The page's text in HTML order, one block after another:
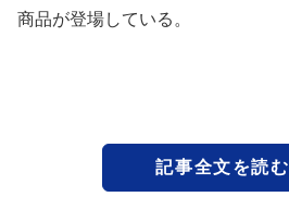
商品が登場している。
記事全文を読む